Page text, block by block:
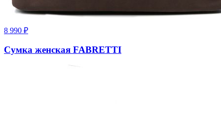
8 990 ₽
Сумка женская FABRETTI